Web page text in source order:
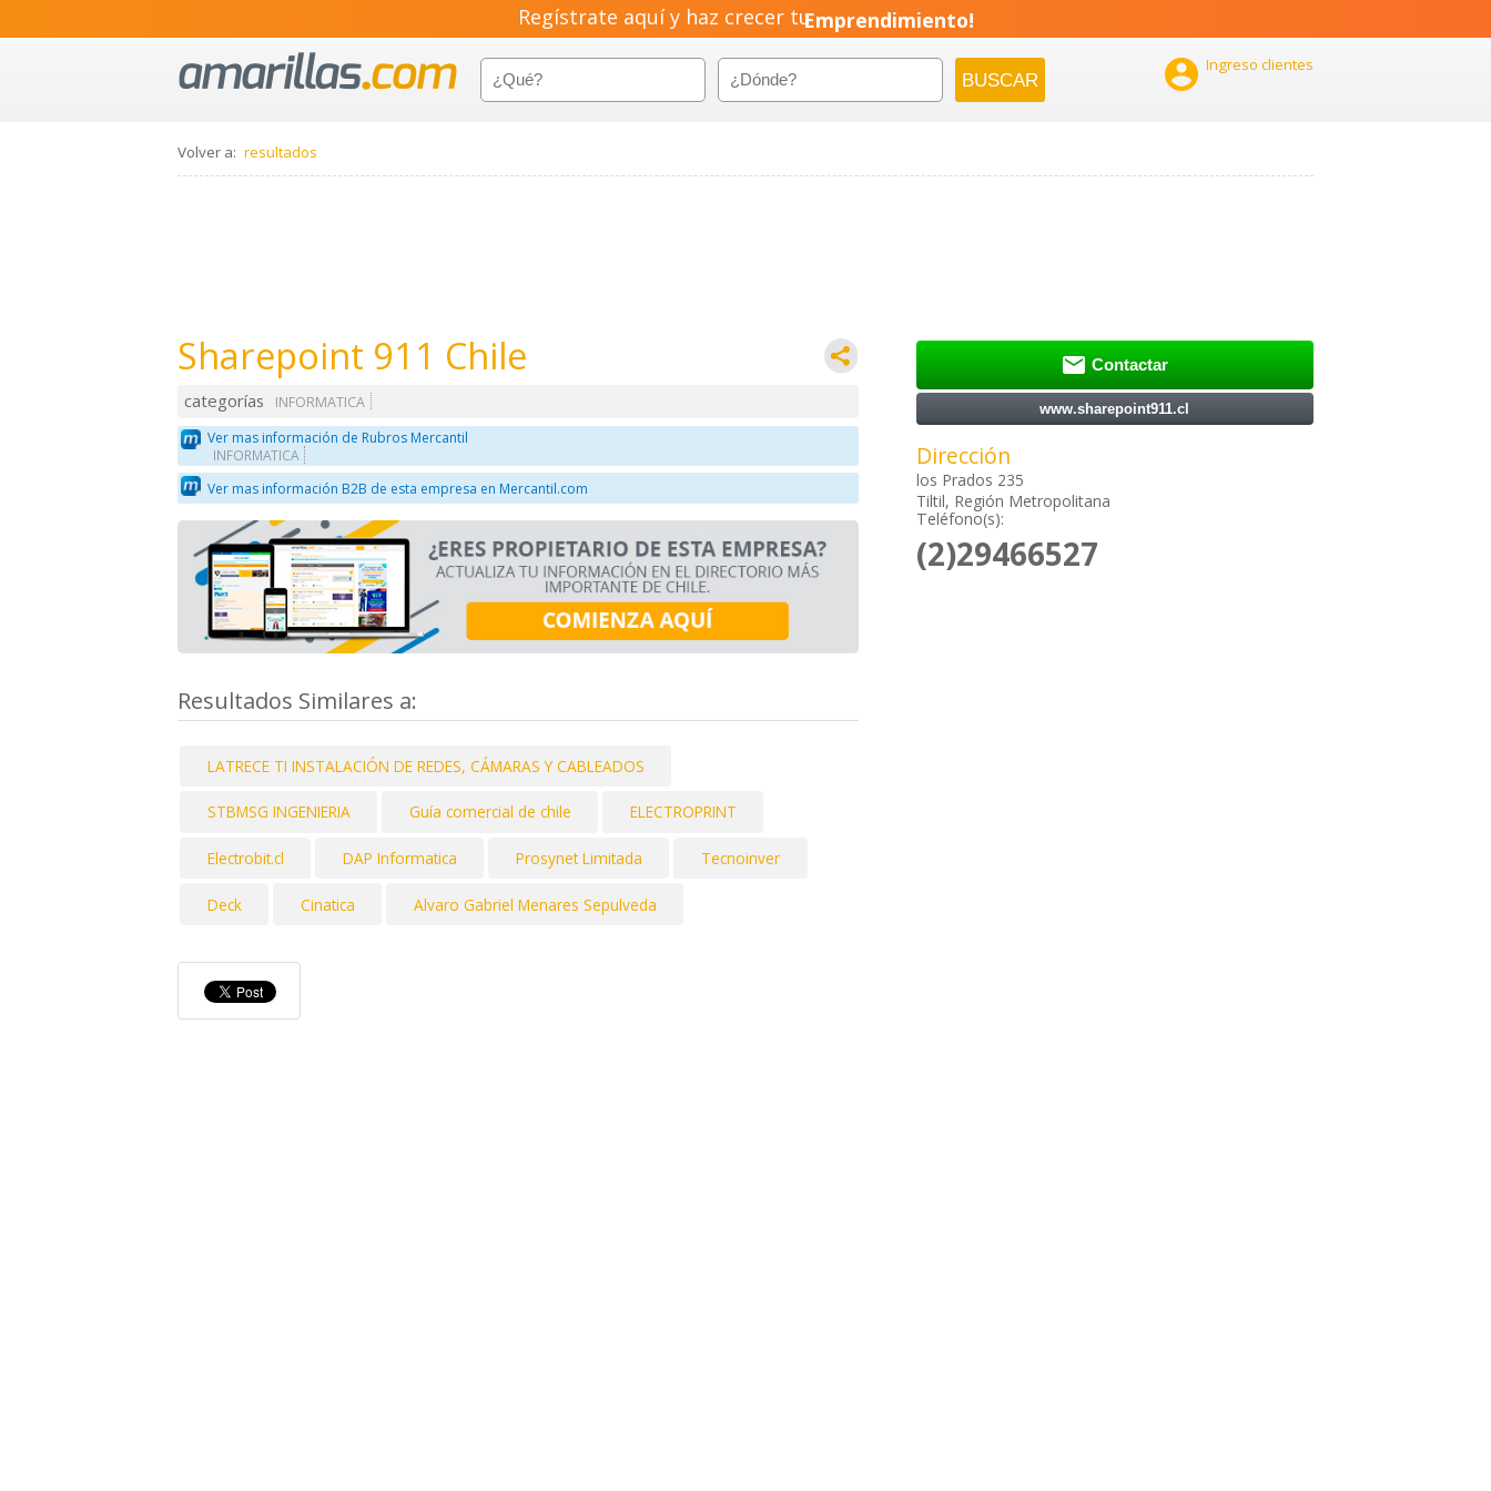
Regístrate aquí y haz crecer tuEmprendimiento!
 Ingreso clientes
Volver a: resultados
Sharepoint 911 Chile
categorías
INFORMATICA
Ver mas información de Rubros Mercantil
INFORMATICA
Ver mas información B2B de esta empresa en Mercantil.com
Resultados Similares a:
LATRECE TI INSTALACIÓN DE REDES, CÁMARAS Y CABLEADOS
STBMSG INGENIERIA Guía comercial de chile ELECTROPRINT
Electrobit.cl DAP Informatica Prosynet Limitada Tecnoinver
Deck Cinatica Alvaro Gabriel Menares Sepulveda
 Contactar
www.sharepoint911.cl
Dirección
los Prados 235
Tiltil, Región Metropolitana
Teléfono(s):
(2)29466527